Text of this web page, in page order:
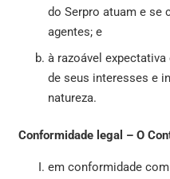
do Serpro atuam e se
agentes; e
à razoável
de seus interesses e
natureza.
Conformidade legal – O
em conformidade